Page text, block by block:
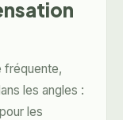
fréquente,
les angles :
les